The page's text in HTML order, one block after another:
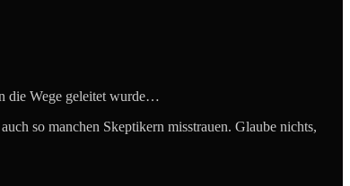
die Wege geleitet wurde…
so manchen Skeptikern misstrauen. Glaube nichts,